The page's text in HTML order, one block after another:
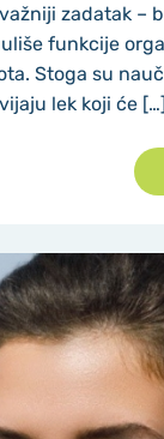
zadatak –
funkcije
Stoga su
lek koji će […]